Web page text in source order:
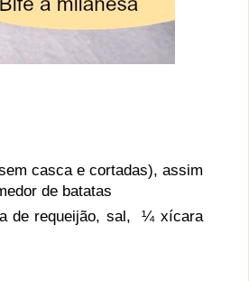
casca e cortadas), assim
de batatas
de requeijão, sal, ¼ xícara